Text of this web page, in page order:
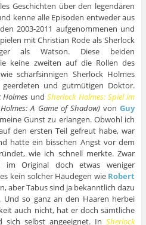
Geschichten über den legendären
kenne alle Episoden entweder aus
2003-2011 aufgenommenen und
mit Christian Rode als Sherlock
als Watson. Diese beiden
keine zweiten auf die Rollen des
scharfsinnigen Sherlock Holmes
und gutmütigen Doktor.
Holmes undSherlock Holmes: Spiel im
A Game of Shadow) vonGuy
Gunst zu erlangen. Obwohl ich
den ersten Teil gefreut habe, war
hatte ein bisschen Angst vor dem
wie ich schnell merkte. Zwar
im Original doch etwas weniger
kein solcher Haudegen wie Robert
aber Tabus sind ja bekanntlich dazu
so ganz an den Haaren herbei
auch nicht, hat er doch sämtliche
sich selbst angeeignet. InSherlock